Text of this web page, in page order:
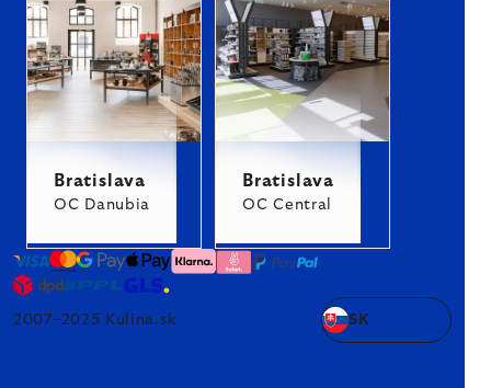
Bratislava
OC Danubia
Bratislava
OC Central
2007–2025 Kulina.sk SK